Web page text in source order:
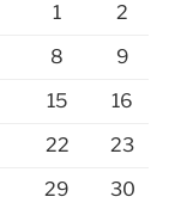
1
2
8
9
15
16
22
23
29
30